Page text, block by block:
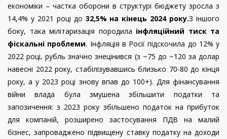
економіки – частка оборони в структурі бюджету зросла з
14,4% у 2021 році до 32,5% на кінець 2024 року.З іншого
боку, така мілітаризація породила інфляційний тиск та
фіскальні проблеми. Інфляція в Росії підскочила до 12% у
2022 році, рубль значно знецінився (з ~75 до ~120 за долар
навесні 2022 року, стабілізувавшись близько 70-80 до кінця
року, а у 2023 році знову впав до 100+). Для фінансування
війни влада була змушена збільшити податки та
запозичення: з 2023 року збільшено податок на прибуток
для компаній, розширено застосування ПДВ на малий
бізнес, запроваджено підвищену ставку податку на доходи